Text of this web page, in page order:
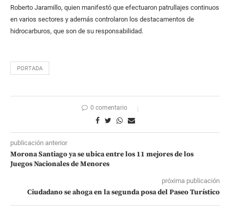
Roberto Jaramillo, quien manifestó que efectuaron patrullajes continuos
en varios sectores y además controlaron los destacamentos de
hidrocarburos, que son de su responsabilidad.
PORTADA
0 comentario
publicación anterior
Morona Santiago ya se ubica entre los 11 mejores de los
Juegos Nacionales de Menores
próxima publicación
Ciudadano se ahoga en la segunda posa del Paseo Turístico